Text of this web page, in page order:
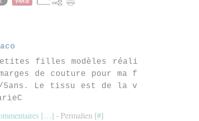
filles modèles réali
de couture pour ma f
Le tissu est de la v
[…] - Permalien [#]